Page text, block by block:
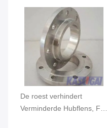
De roest verhindert
Verminderde Hubflens, F5-